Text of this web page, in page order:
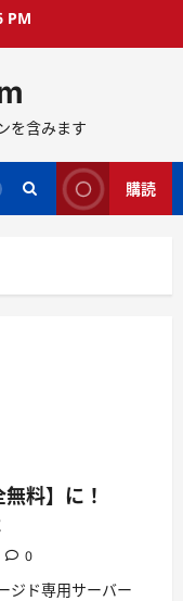
PM
を含みます
購読
料】に！
0
ジド専用サーバー